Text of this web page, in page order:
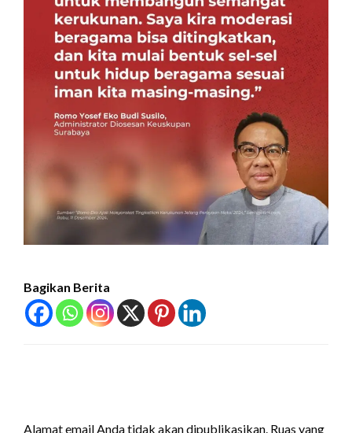
Bagikan Berita
Alamat email Anda tidak akan dipublikasikan. Ruas yang